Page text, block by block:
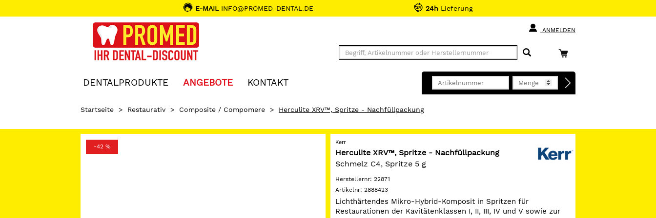
E-MAILINFO@PROMED-DENTAL.DE 24h Lieferung
ANMELDEN
DENTALPRODUKTE ANGEBOTE KONTAKT
Startseite > Restaurativ > Composite / Compomere > Herculite XRV™, Spritze - Nachfüllpackung
-42 %
Kerr
Herculite XRV™, Spritze - Nachfüllpackung
Schmelz C4, Spritze 5 g
Herstellernr: 22871
Artikelnr: 2888423
Lichthärtendes Mikro-Hybrid-Komposit in Spritzen für
Restaurationen der Kavitätenklassen I, II, III, IV und V sowie zur